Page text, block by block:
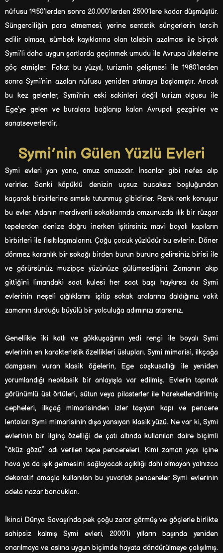
nüfusu 1950’lerden sonra 20.000’lerden 2500’lere kadar düşmüştür.
Süngerciliğin para etmemesi, yerine sentetik süngerlerin tercih
edilir olması, sümbek kayıklarına olan talebin azalması ile birçok
Symi’li daha uygun şartlarda geçinmek umudu ile Avrupa ülkelerine
göç etmişler. Fakat bu yüzyıl, turizmin gelişmesi ile 1980’lerden
sonra Symi’nin azalan nüfusu yeniden artmaya başlamıştır. Ancak
bu kez gelenler, Symi’nin eski sakinleri değil turizm olgusu ile
Ege’ye gelen ve buralara bağlanıp kalan Avrupalı gezginler ve
sanatseverlerdir.
Symi’nin Gülen Yüzlü Evleri
Symi evleri yan yana, omuz omuzadır. İnsanlar gibi nefes alıp
verirler. Sanki köpüklü denizin uçsuz bucaksız boşluğundan
kaçarak birbirlerine sımsıkı tutunmuş gibidirler. Renk renk konuşur
bu evler. Adanın merdivenli sokaklarında omzunuzda ılık bir rüzgar
tepelerden denize doğru inerken işitirsiniz mavi boyalı kapıların
birbirleri ile fısıltılaşmalarını. Çoğu çocuk yüzlüdür bu evlerin. Döner
dönmez karanlık bir sokağı birden burun buruna gelirsiniz birisi ile
ve görürsünüz muzipçe yüzünüze gülümsediğini. Zamanın akıp
gittiğini limandaki saat kulesi her saat başı haykırsa da Symi
evlerinin neşeli çığlıklarını işitip sokak aralarına daldığınız vakit
zamanın durduğu büyülü bir yolculuğa adımınızı atarsınız.
Genellikle iki katlı ve gökkuşağının yedi rengi ile boyalı Symi
evlerinin en karakteristik özellikleri üslupları. Symi mimarisi, ilkçağa
damgasını vuran klasik öğelerin, Ege coşkusallığı ile yeniden
yorumlandığı neoklasik bir anlayışla var edilmiş. Evlerin tapınak
görünümlü üst örtüleri, sütun veya pilasterler ile hareketlendirilmiş
cepheleri, ilkçağ mimarisinden izler taşıyan kapı ve pencere
lentoları Symi mimarisinin dışa yansıyan klasik yüzü. Ne var ki, Symi
evlerinin bir ilginç özelliği de çatı altında kullanılan daire biçimli
“öküz gözü“ adı verilen tepe pencereleri. Kimi zaman yapı içine
hava ya da ışık gelmesini sağlayacak açıklığı dahi olmayan yalnızca
dekoratif amaçla kullanılan bu yuvarlak pencereler Symi evlerinin
adeta nazar boncukları.
İkinci Dünya Savaşı’nda pek çoğu zarar görmüş ve göçlerle birlikte
sahipsiz kalmış Symi evleri, 2000’li yılların başında yeniden
onarılmaya ve aslına uygun biçimde hayata döndürülmeye çalışılmış.